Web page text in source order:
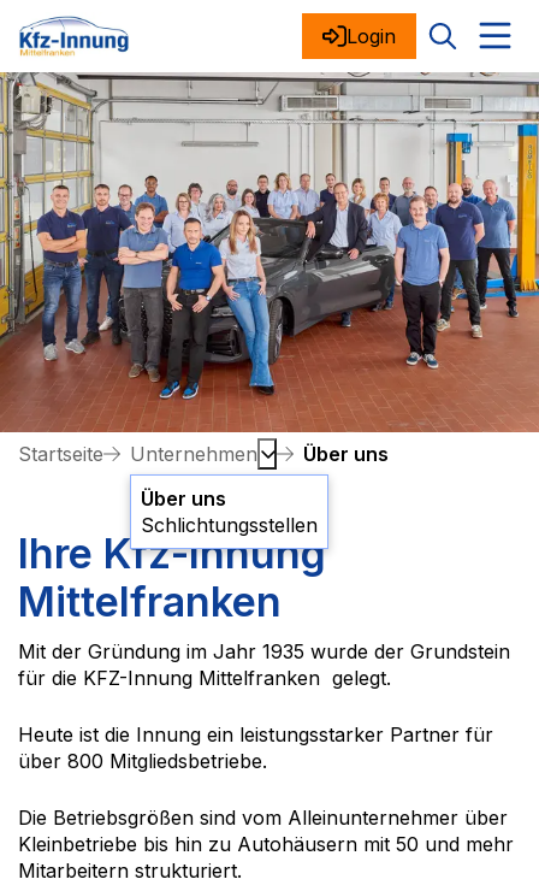
Login
Startseite
Unternehmen
Über uns
Schlichtungsstellen
Über uns
Ihre Kfz-Innung
Mittelfranken
Mit der Gründung im Jahr 1935 wurde der Grundstein
für die KFZ-Innung Mittelfranken gelegt.
Heute ist die Innung ein leistungsstarker Partner für
über 800 Mitgliedsbetriebe.
Die Betriebsgrößen sind vom Alleinunternehmer über
Kleinbetriebe bis hin zu Autohäusern mit 50 und mehr
Mitarbeitern strukturiert.